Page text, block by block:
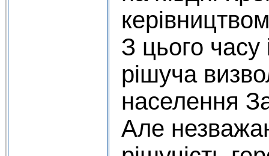
З цього часу
рішуча
населення
Але